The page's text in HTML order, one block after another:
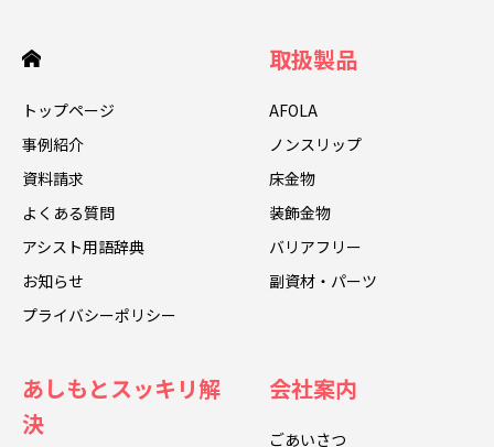
トップページ
事例紹介
資料請求
よくある質問
アシスト用語辞典
お知らせ
プライバシーポリシー
取扱製品
AFOLA
ノンスリップ
床金物
装飾金物
バリアフリー
副資材・パーツ
あしもとスッキリ解
決
会社案内
ごあいさつ